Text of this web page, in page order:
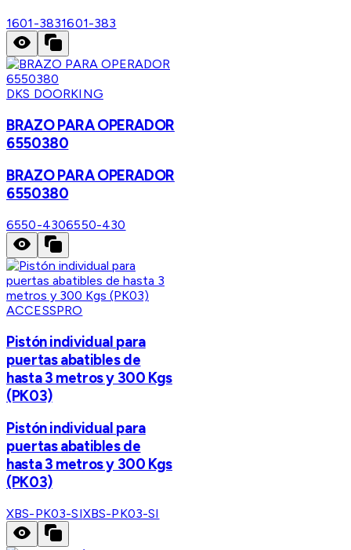
1601-3831601-383
DKS DOORKING
BRAZO PARA OPERADOR
6550380
BRAZO PARA OPERADOR
6550380
6550-4306550-430
ACCESSPRO
Pistón individual para
puertas abatibles de
hasta 3 metros y 300 Kgs
(PK03)
Pistón individual para
puertas abatibles de
hasta 3 metros y 300 Kgs
(PK03)
XBS-PK03-SIXBS-PK03-SI